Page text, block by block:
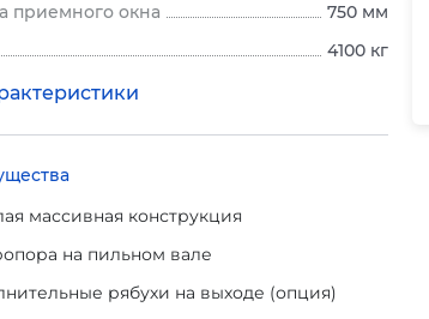
приемного окна
750 мм
4100 кг
массивная конструкция
на пильном вале
рябухи на выходе (опция)